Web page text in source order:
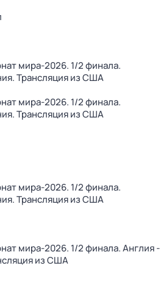
мира-2026. 1/2 финала.
Трансляция из США
мира-2026. 1/2 финала.
Трансляция из США
мира-2026. 1/2 финала.
Трансляция из США
мира-2026. 1/2 финала. Англия -
из США